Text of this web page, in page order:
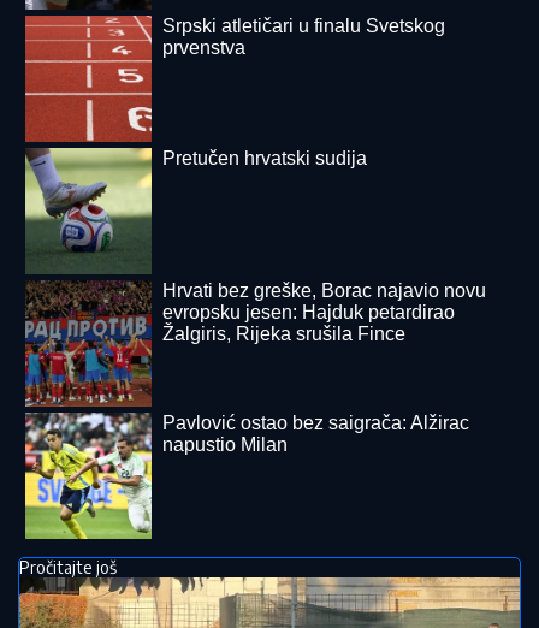
Srpski atletičari u finalu Svetskog
prvenstva
Pretučen hrvatski sudija
Hrvati bez greške, Borac najavio novu
evropsku jesen: Hajduk petardirao
Žalgiris, Rijeka srušila Fince
Pavlović ostao bez saigrača: Alžirac
napustio Milan
Pročitajte još